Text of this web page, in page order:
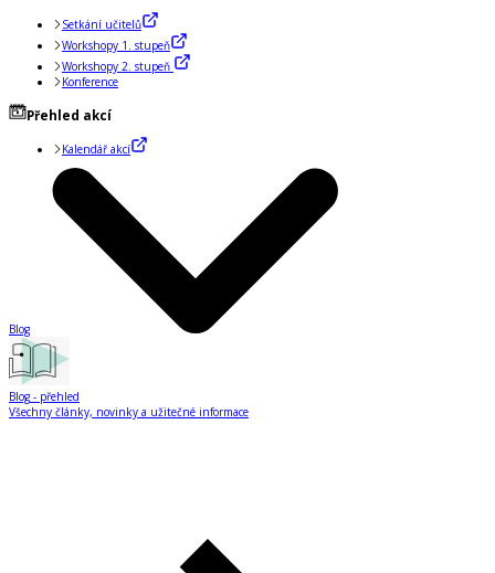
Setkání učitelů
Workshopy 1. stupeň
Workshopy 2. stupeň
Konference
Přehled akcí
Kalendář akcí
Blog
Blog - přehled
Všechny články, novinky a užitečné informace